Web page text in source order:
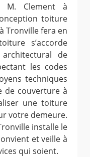
M. Clement à
toiture
Tronville fera en
s’accorde
de
les codes
techniques
de couverture à
une toiture
votre demeure.
installe le
et veille à
qui soient.